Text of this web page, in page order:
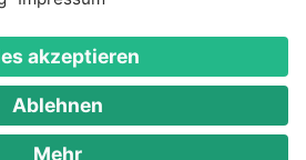
und Logos sind eingetragene
der jeweiligen Hersteller.
2026 Toys for Fun GmbH - Alle
vorbehalten